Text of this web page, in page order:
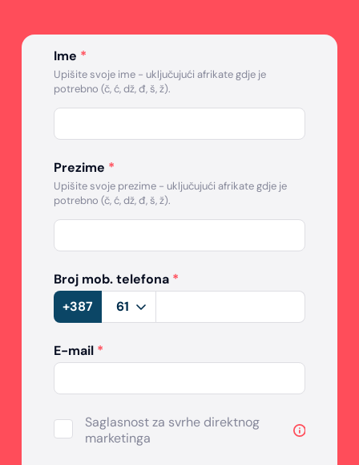
Ime *
Upišite svoje ime - uključujući afrikate gdje je
potrebno (č, ć, dž, đ, š, ž).
Prezime *
Upišite svoje prezime - uključujući afrikate gdje je
potrebno (č, ć, dž, đ, š, ž).
Broj mob. telefona *
+387
E-mail *
Saglasnost za svrhe direktnog
marketinga